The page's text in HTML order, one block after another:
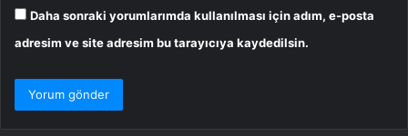
Daha sonraki yorumlarımda kullanılması için adım, e-posta
adresim ve site adresim bu tarayıcıya kaydedilsin.